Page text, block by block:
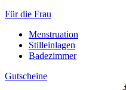
Für die Frau
Menstruation
Stilleinlagen
Badezimmer
Gutscheine